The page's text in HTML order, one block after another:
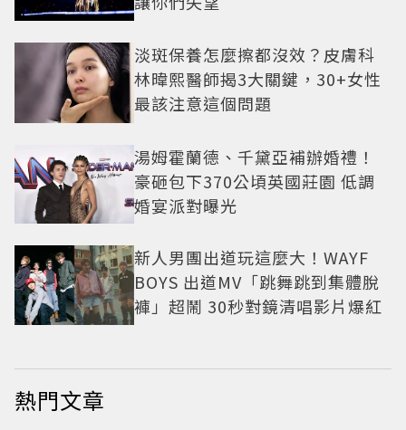
淡斑保養怎麼擦都沒效？皮膚科
林暐熙醫師揭3大關鍵，30+女性
最該注意這個問題
湯姆霍蘭德、千黛亞補辦婚禮！
豪砸包下370公頃英國莊園 低調
婚宴派對曝光
新人男團出道玩這麼大！WAYF
BOYS 出道MV「跳舞跳到集體脫
褲」超鬧 30秒對鏡清唱影片爆紅
熱門文章